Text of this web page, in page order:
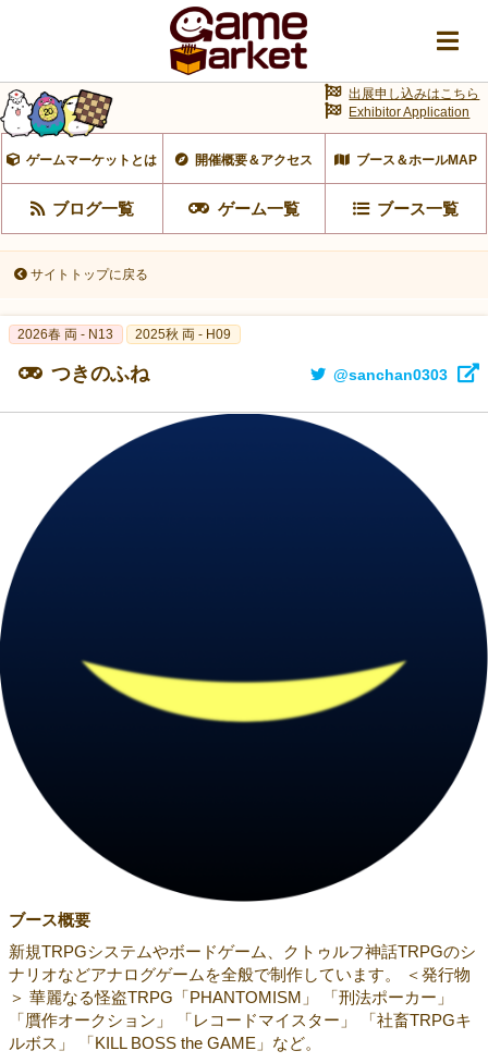
ゲームマーケットとは 開催概要＆アクセス ブース＆ホールMAP
ブログ一覧 ゲーム一覧 ブース一覧
出展申し込みはこちら
Exhibitor Application
サイトトップに戻る
2026春 両 - N13 2025秋 両 - H09
つきのふね @sanchan0303
ブース概要
新規TRPGシステムやボードゲーム、クトゥルフ神話TRPGのシ
ナリオなどアナログゲームを全般で制作しています。 ＜発行物
＞ 華麗なる怪盗TRPG「PHANTOMISM」 「刑法ポーカー」
「贋作オークション」 「レコードマイスター」 「社畜TRPGキ
ルボス」 「KILL BOSS the GAME」など。